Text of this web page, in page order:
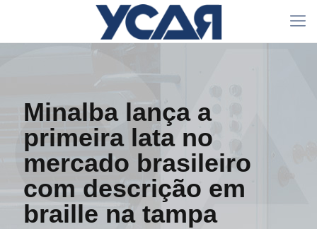
Minalba lança a
primeira lata no
mercado brasileiro
com descrição em
braille na tampa